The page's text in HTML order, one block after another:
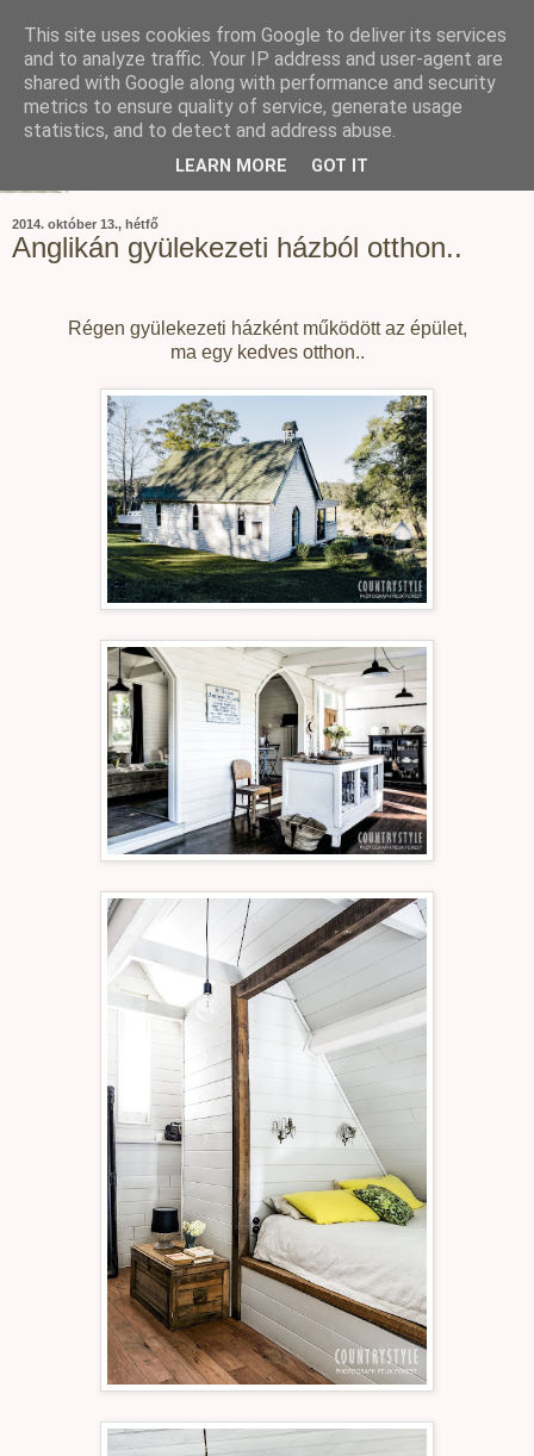
2014. október 13., hétfő
Anglikán gyülekezeti házból otthon..
Régen gyülekezeti házként működött az épület,
ma egy kedves otthon..
This site uses cookies from Google to deliver its services
and to analyze traffic. Your IP address and user-agent are
shared with Google along with performance and security
metrics to ensure quality of service, generate usage
statistics, and to detect and address abuse.
LEARN MORE GOT IT